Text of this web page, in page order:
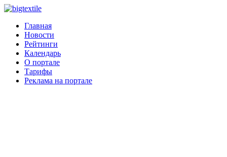
Главная
Новости
Рейтинги
Календарь
О портале
Тарифы
Реклама на портале